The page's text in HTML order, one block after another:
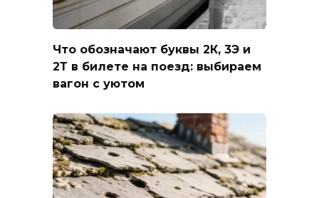
Что обозначают буквы 2К, 3Э и
2Т в билете на поезд: выбираем
вагон с уютом